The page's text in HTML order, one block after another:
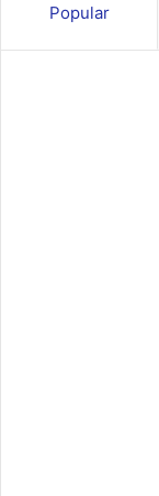
Popular